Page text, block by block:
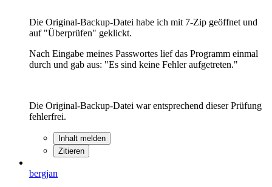
Die Original-Backup-Datei habe ich mit 7-Zip geöffnet und
auf "Überprüfen" geklickt.
Nach Eingabe meines Passwortes lief das Programm einmal
durch und gab aus: "Es sind keine Fehler aufgetreten."
Die Original-Backup-Datei war entsprechend dieser Prüfung
fehlerfrei.
Inhalt melden
Zitieren
bergjan